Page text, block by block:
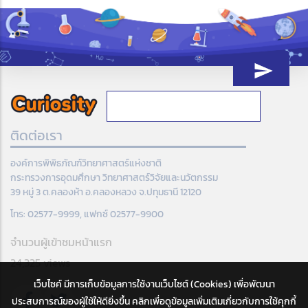
ติดต่อเรา
องค์การพิพิธภัณฑ์วิทยาศาสตร์แห่งชาติ
กระทรวงการอุดมศึกษา วิทยาศาสตร์วิจัยและนวัตกรรม
39 หมู่ 3 ต.คลองห้า อ.คลองหลวง จ.ปทุมธานี 12120
โทร: 02577-9999, แฟกซ์ 02577-9900
จำนวนผู้เข้าชมหน้าแรก
24,325 views
เว็บไซค์ มีการเก็บข้อมูลการใช้งานเว็บไซต์ (Cookies) เพื่อพัฒนา
ประสบการณ์ของผู้ใช้ให้ดียิ่งขึ้น คลิกเพื่อดูข้อมูลเพิ่มเติมเกี่ยวกับการใช้คุกกี้